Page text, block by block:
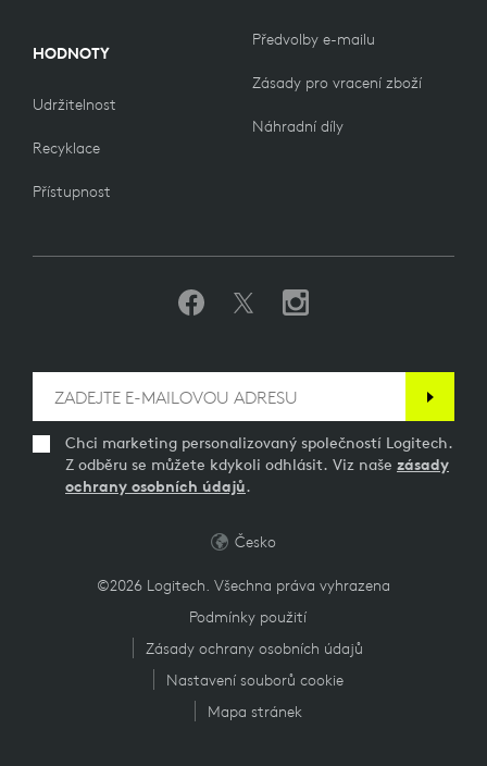
HODNOTY
Udržitelnost
Recyklace
Přístupnost
Předvolby e-mailu
Zásady pro vracení zboží
Náhradní díly
Chci marketing personalizovaný společností Logitech.
Z odběru se můžete kdykoli odhlásit. Viz naše zásady
ochrany osobních údajů.
©2026 Logitech. Všechna práva vyhrazena
Podmínky použití
Zásady ochrany osobních údajů
Nastavení souborů cookie
Mapa stránek
Česko